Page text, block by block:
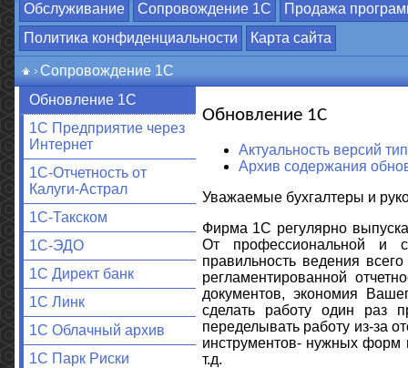
Обслуживание Сопровождение 1С
Продажа
Политика конфиденциальности
Карта сайта
Сопровождение 1С
Обновление 1С
1С Предприятие через
Интернет
1С-Отчетность от
Калуги-Астрал
1С-Такском
1С-ЭДО
1С Директ банк
1С Линк
1С Облачный архив
1С Парк Риски
Обновление 1С
Актуальность версий
Архив содержания
Уважаемые бухгалтеры и
Фирма 1С регулярно
От профессиональной и
правильность ведения
регламентированной
документов, экономия
сделать работу один раз
переделывать работу из-за
инструментов- нужных форм
т.д.